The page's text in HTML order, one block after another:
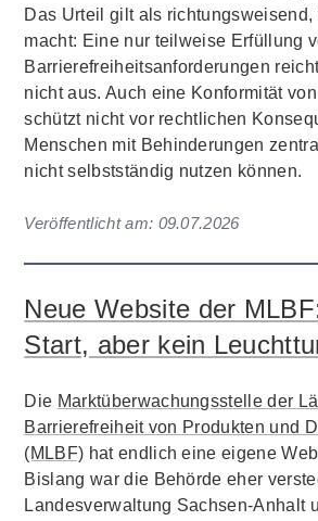
Das Urteil gilt als
macht: Eine nur teilweise Erfüllung
Barrierefreiheitsanforderungen
nicht aus. Auch eine Konformität
schützt nicht vor rechtlichen
Menschen mit Behinderungen
nicht selbstständig nutzen können.
Veröffentlicht am: 09.07.2026
Neue Website der
Start, aber kein
Die Marktüberwachungsstelle der
Barrierefreiheit von Produkten und
(MLBF) hat endlich eine eigene
Bislang war die Behörde eher
Landesverwaltung Sachsen-Anhalt